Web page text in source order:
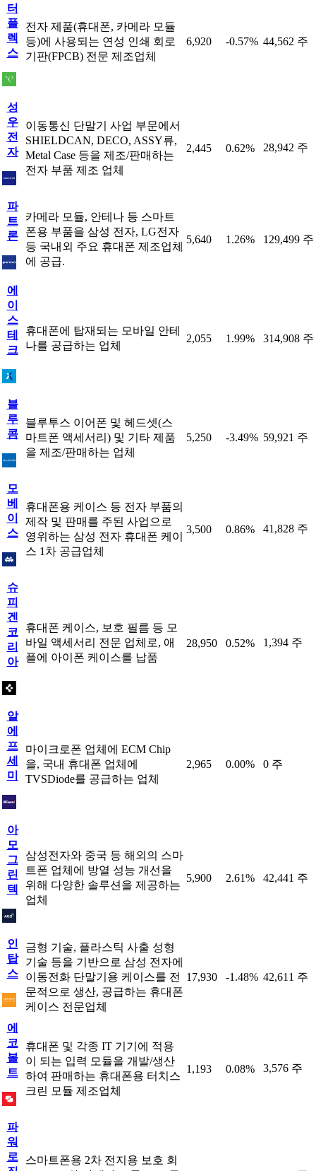
터
플
렉
스
전자 제품(휴대폰, 카메라 모듈
등)에 사용되는 연성 인쇄 회로
기판(FPCB) 전문 제조업체
6,920 -0.57% 44,562 주
성
우
전
자
이동통신 단말기 사업 부문에서
SHIELDCAN, DECO, ASSY류,
Metal Case 등을 제조/판매하는
전자 부품 제조 업체
2,445 0.62% 28,942 주
파
트
론
카메라 모듈, 안테나 등 스마트
폰용 부품을 삼성 전자, LG전자
등 국내외 주요 휴대폰 제조업체
에 공급.
5,640 1.26% 129,499 주
에
이
스
테
크
휴대폰에 탑재되는 모바일 안테
나를 공급하는 업체
2,055 1.99% 314,908 주
블
루
콤
블루투스 이어폰 및 헤드셋(스
마트폰 액세서리) 및 기타 제품
을 제조/판매하는 업체
5,250 -3.49% 59,921 주
모
베
이
스
휴대폰용 케이스 등 전자 부품의
제작 및 판매를 주된 사업으로
영위하는 삼성 전자 휴대폰 케이
스 1차 공급업체
3,500 0.86% 41,828 주
슈
피
겐
코
리
아
휴대폰 케이스, 보호 필름 등 모
바일 액세서리 전문 업체로, 애
플에 아이폰 케이스를 납품
28,950 0.52% 1,394 주
알
에
프
세
미
마이크로폰 업체에 ECM Chip
을, 국내 휴대폰 업체에
TVSDiode를 공급하는 업체
2,965 0.00% 0 주
아
모
그
린
텍
삼성전자와 중국 등 해외의 스마
트폰 업체에 방열 성능 개선을
위해 다양한 솔루션을 제공하는
업체
5,900 2.61% 42,441 주
인
탑
스
금형 기술, 플라스틱 사출 성형
기술 등을 기반으로 삼성 전자에
이동전화 단말기용 케이스를 전
문적으로 생산, 공급하는 휴대폰
케이스 전문업체
17,930 -1.48% 42,611 주
에
코
볼
트
휴대폰 및 각종 IT 기기에 적용
이 되는 입력 모듈을 개발/생산
하여 판매하는 휴대폰용 터치스
크린 모듈 제조업체
1,193 0.08% 3,576 주
파
워
로
스마트폰용 2차 전지용 보호 회